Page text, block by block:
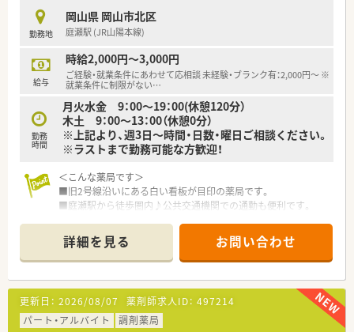
働ける方です。
【法人特徴について】
■大正6年創業という100年以上の歴史を誇る老舗法人であり、
岡山県玉野市や岡山市南区を中心に多角的な地域支援事業を展
開します。
■「薬剤師としてやりたいことを見つけて取り組んでほしい」と
いう方針を掲げ、従業員の主体性と職能の発揮を全力でバックア
ップします。
■社内SEが在籍しており独自のシステム構築が可能なほか、移
動販売車や見守りサービスなど薬局の枠を超えた活動にも注力
【求人情報について】
■想定年収は500万円から600万円となっており、ご本人の経験
やスキルを考慮した上で、納得感のある給与条件を個別に提示し
ます。
■正社員のみの募集となっており、住宅手当や退職金制度、資格
取得支援制度など、長期的に安心して勤務できる福利厚生が整っ
ています。
■2025年5月末までに採用が確定した場合には特別な成果報酬
体系が適用されるなど、法人側も新たな仲間を迎え入れる準備が
万全です。
勤務地
岡山県 岡山市北区
庭瀬駅 (JR山陽本線)
給与
時給2,000円～3,000円
ご経験・就業条件にあわせて応相談 未経験・ブランク有：2,000円～ ※
就業条件に制限がない…
勤務
時間
月火水金 9：00～19：00(休憩120分）
木土 9：00～13：00（休憩0分）
※上記より、週3日～時間・日数・曜日ご相談ください。
※ラストまで勤務可能な方歓迎！
＜こんな薬局です＞
■旧2号線沿いにある白い看板が目印の薬局です。
■庭瀬駅から徒歩圏内♪公共交通機関での通勤も便利です。
＜業務内容＞
■耳鼻科クリニックメイン応需です。
■処方箋は1日80～100枚程度です。
＜研修制度＞
■先輩社員が丁寧に指導いたします。
■医薬品メーカーによる勉強会も実施しています。
詳細を見る お問い合わせ
更新日： 2026/08/07 薬剤師求人ID： 497214
パート・アルバイト
調剤薬局